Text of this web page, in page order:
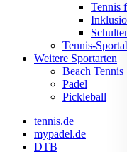
Tennis
Tennis-
Weitere Sportarten
Beach Tennis
Padel
Pickleball
tennis.de
mypadel.de
DTB